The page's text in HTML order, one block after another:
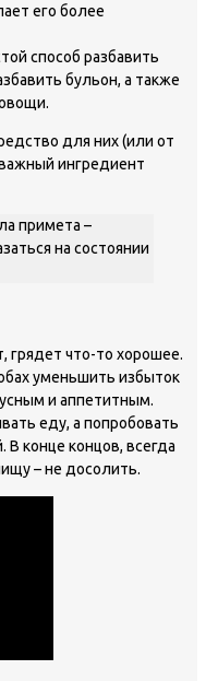
его более
способ разбавить
бульон, а также
для них (или от
ингредиент
примета –
на состоянии
грядет что-то хорошее.
уменьшить избыток
и аппетитным.
еду, а попробовать
конце концов, всегда
– не досолить.